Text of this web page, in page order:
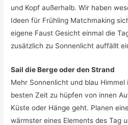
und Kopf außerhalb. Wir haben
Ideen für Frühling Matchmaking
eigene Faust Gesicht einmal die
zusätzlich zu Sonnenlicht auffällt
Sail die Berge oder den Strand
Mehr Sonnenlicht und blau Himmel
besten Zeit zu hüpfen von innen
Küste oder Hänge geht. Planen
wärmster eines Elements des Tag